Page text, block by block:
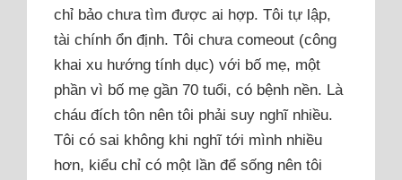
chỉ bảo chưa tìm được ai hợp. Tôi tự lập,
tài chính ổn định. Tôi chưa comeout (công
khai xu hướng tính dục) với bố mẹ, một
phần vì bố mẹ gần 70 tuổi, có bệnh nền. Là
cháu đích tôn nên tôi phải suy nghĩ nhiều.
Tôi có sai không khi nghĩ tới mình nhiều
hơn, kiểu chỉ có một lần để sống nên tôi